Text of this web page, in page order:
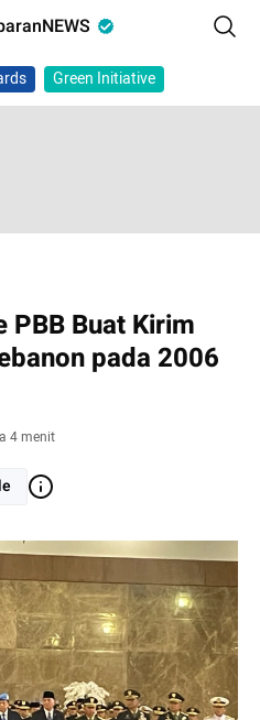
Green Initiative
PBB Buat Kirim
pada 2006
4 menit